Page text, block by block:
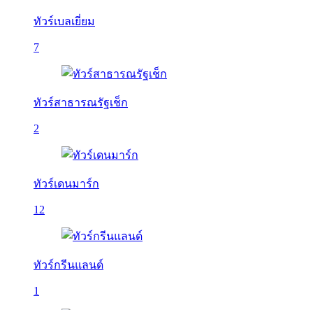
ทัวร์เบลเยี่ยม
7
ทัวร์สาธารณรัฐเช็ก
2
ทัวร์เดนมาร์ก
12
ทัวร์กรีนแลนด์
1